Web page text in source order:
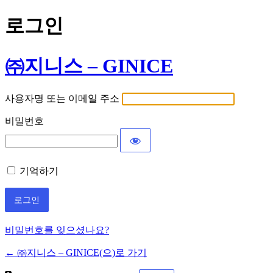
로그인
㈜지니스 – GINICE
사용자명 또는 이메일 주소
비밀번호
기억하기
비밀번호를 잊으셨나요?
← ㈜지니스 – GINICE(으)로 가기